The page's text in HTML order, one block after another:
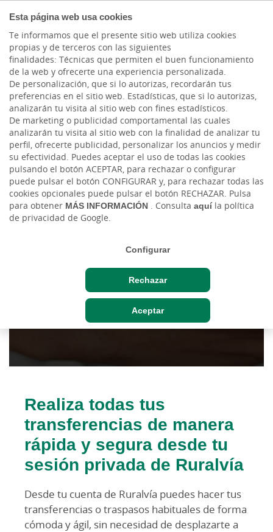
Esta página web usa cookies
Te informamos que el presente sitio web utiliza cookies
propias y de terceros con las siguientes
finalidades: Técnicas que permiten el buen funcionamiento
de la web y ofrecerte una experiencia personalizada.
De personalización, que si lo autorizas, recordarán tus
preferencias en el sitio web. Estadísticas, que si lo autorizas,
analizarán tu visita al sitio web con fines estadísticos.
De marketing o publicidad comportamental las cuales
analizarán tu visita al sitio web con la finalidad de analizar tu
perfil, ofrecerte publicidad, personalizar los anuncios y medir
su efectividad. Puedes aceptar el uso de todas las cookies
pulsando el botón ACEPTAR, para rechazar o configurar
puede pulsar el botón CONFIGURAR y, para rechazar todas las
cookies opcionales puede pulsar el botón RECHAZAR. Pulsa
para obtener MÁS INFORMACIÓN . Consulta aquíla política
de privacidad de Google.
Configurar
Rechazar
Aceptar
Cargando contenido, por favor espere...
TRANSFERENCIAS Y TRASPASOS
Gestiona con comodidad todas
Realiza todas tus
transferencias de manera
rápida y segura desde tu
sesión privada de Ruralvía
Desde tu cuenta de Ruralvía puedes hacer tus
transferencias o traspasos habituales de forma
cómoda y ágil, sin necesidad de desplazarte a